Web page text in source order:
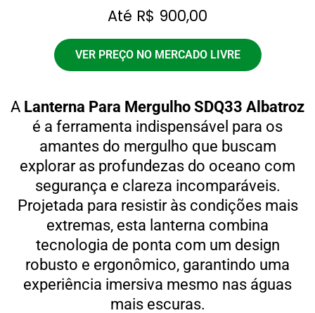
Até R$ 900,00
VER PREÇO NO MERCADO LIVRE
A Lanterna Para Mergulho SDQ33 Albatroz
é a ferramenta indispensável para os
amantes do mergulho que buscam
explorar as profundezas do oceano com
segurança e clareza incomparáveis.
Projetada para resistir às condições mais
extremas, esta lanterna combina
tecnologia de ponta com um design
robusto e ergonômico, garantindo uma
experiência imersiva mesmo nas águas
mais escuras.